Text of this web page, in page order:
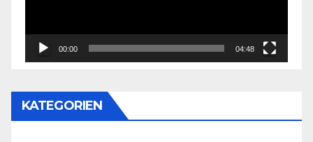
00:00 04:48
KATEGORIEN